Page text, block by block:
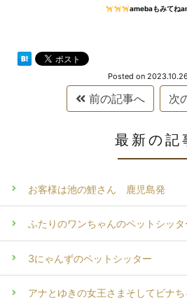
amebaもみてね
Posted on
前の記事へ 次
最新の記
お客様は池の鯉さん 鹿児島発
ふたりのワンちゃんのペットシッ
3にゃんずのペットシッター
アナとゆきの女王さまそしてビナち